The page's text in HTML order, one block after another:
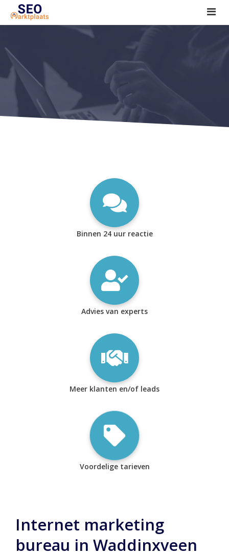
SEO tools reviews
Marketeer bij jou in de buurt?
Offerte
1. Seo voor beginners +
2. Onderzoeken +
Binnen 24 uur reactie
Advies van experts
Meer klanten en/of leads
Voordelige tarieven
Internet marketing
bureau in Waddinxveen